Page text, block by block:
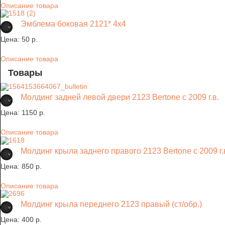
Описание товара
Эмблема боковая 2121* 4х4
Цена: 50 p.
Описание товара
Товары
Молдинг задней левой двери 2123 Bertone с 2009 г.в.
Цена: 1150 p.
Описание товара
Молдинг крыла заднего правого 2123 Bertone с 2009
Цена: 850 p.
Описание товара
Молдинг крыла переднего 2123 правый (ст/обр.)
Цена: 400 p.